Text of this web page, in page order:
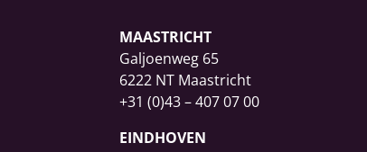
MAASTRICHT
Galjoenweg 65
6222 NT Maastricht
+31 (0)43 – 407 07 00
EINDHOVEN